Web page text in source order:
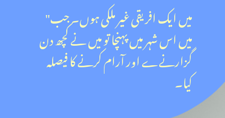
"میں ایک افریقی غیر ملکی ہوں۔ جب
میں اس شہر میں پہنچا تو میں نے کچھ دن
گزارنےے اور آرام کرنے کا فیصلہ
کیا۔